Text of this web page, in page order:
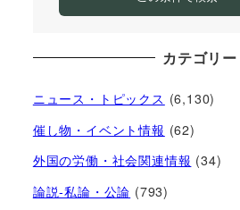
カテゴリー
ニュース・トピックス (6,130)
催し物・イベント情報 (62)
外国の労働・社会関連情報 (34)
論説-私論・公論 (793)